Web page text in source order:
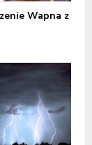
Wapna z